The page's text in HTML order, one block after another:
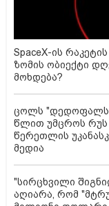
SpaceX-ის
ზომის ობიექტი
მოხდება?
ცოლს "დედოფალს"
წლით უმცროს
წერეთლის
მედია
"სირცხვილი
აღიარა, რომ